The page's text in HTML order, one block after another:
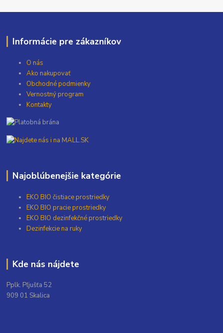
Informácie pre zákazníkov
O nás
Ako nakupovať
Obchodné podmienky
Vernostný program
Kontakty
Najoblúbenejšie kategórie
EKO BIO čistiace prostriedky
EKO BIO pracie prostriedky
EKO BIO dezinfekčné prostriedky
Dezinfekcie na ruky
Kde nás nájdete
Pplk. Pľjušťa 52
909 01 Skalica